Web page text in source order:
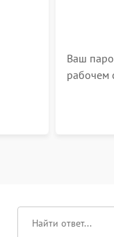
Ваш
рабочем